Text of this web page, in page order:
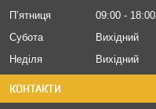
Пʼятниця
09:00
18:00
Субота
Вихідний
Неділя
Вихідний
КОНТАКТИ